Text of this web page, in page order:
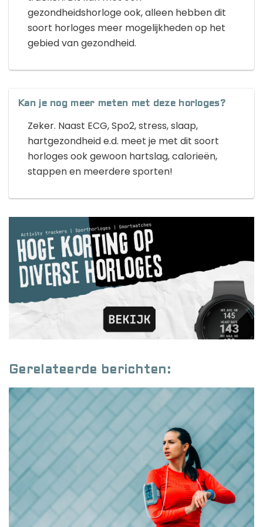
gezondheidshorloge ook, alleen hebben dit
soort horloges meer mogelijkheden op het
gebied van gezondheid.
Kan je nog meer meten met deze horloges?
Zeker. Naast ECG, Spo2, stress, slaap,
hartgezondheid e.d. meet je met dit soort
horloges ook gewoon hartslag, calorieën,
stappen en meerdere sporten!
Gerelateerde berichten: